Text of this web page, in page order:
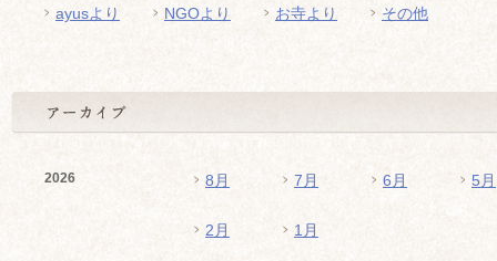
ayusより NGOより お寺より その他
2026 8月 7月 6月 5月
2月 1月